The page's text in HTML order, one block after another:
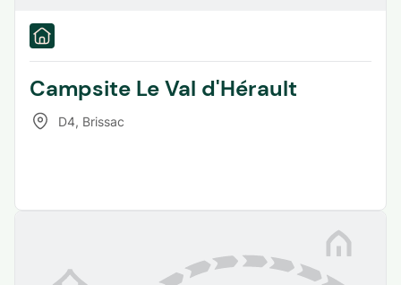
Campsite Le Val d'Hérault
D4, Brissac